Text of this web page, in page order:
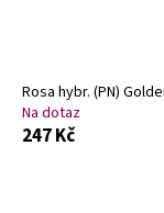
Rosa hybr. (PN)
Na dotaz
247 Kč